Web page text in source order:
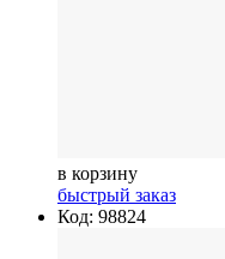
в корзину
быстрый заказ
Код: 98824